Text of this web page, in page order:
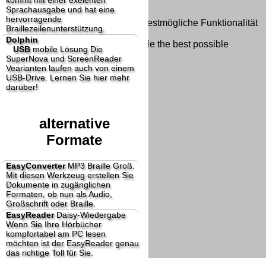
Sprachausgabe und hat eine
hervorragende
Braillezeilenunterstützung.
Dolphin
USBmobile LösungDie
SuperNova und ScreenReader
Vearianten laufen auch von einem
USB-Drive. Lernen Sie hier mehr
darüber!
alternative
Formate
EasyConverterMP3 Braille Groß.
Mit diesen Werkzeug erstellen Sie
Dokumente in zugänglichen
Formaten, ob nun als Audio,
Großschrift oder Braille.
EasyReaderDaisy-Wiedergabe
Wenn Sie Ihre Hörbücher
kompfortabel am PC lesen
möchten ist der EasyReader genau
das richtige Toll für Sie.
Diese Website nutzt Cookies, um bestmögliche Funktionalität
bieten zu können.
This website uses cookies to provide the best possible
functionality.
Ok, verstanden Mehr Infos